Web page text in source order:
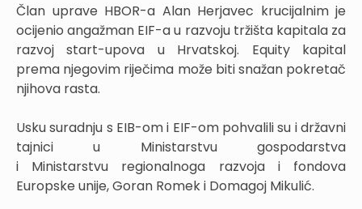
Član uprave HBOR-a Alan Herjavec krucijalnim je
ocijenio angažman EIF-a u razvoju tržišta kapitala za
razvoj start-upova u Hrvatskoj. Equity kapital
prema njegovim riječima može biti snažan pokretač
njihova rasta.
Usku suradnju s EIB-om i EIF-om pohvalili su i državni
tajnici u Ministarstvu gospodarstva
i Ministarstvu regionalnoga razvoja i fondova
Europske unije, Goran Romek i Domagoj Mikulić.